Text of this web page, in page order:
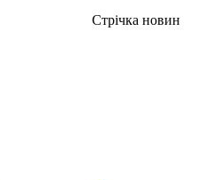
Стрічка новин